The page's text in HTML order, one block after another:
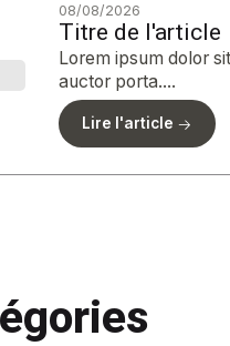
08/08/2026
Titre de l'article
Lorem ipsum dolor
auctor porta....
Lire l'article